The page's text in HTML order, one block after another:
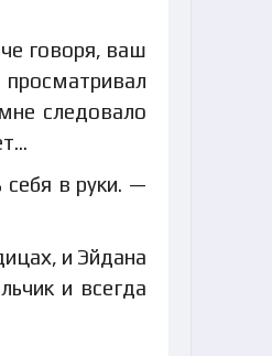
говоря, ваш
следовало
в руки. —
и Эйдана
и всегда